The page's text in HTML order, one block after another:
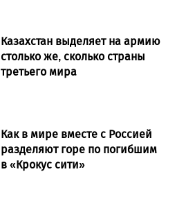
Казахстан выделяет на армию
столько же, сколько страны
третьего мира
Как в мире вместе с Россией
разделяют горе по погибшим
в «Крокус сити»